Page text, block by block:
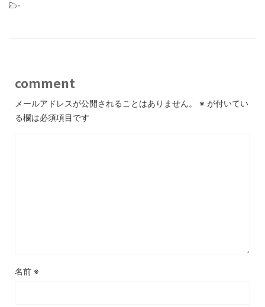
-
comment
メールアドレスが公開されることはありません。 ※ が付いてい
る欄は必須項目です
名前 ※